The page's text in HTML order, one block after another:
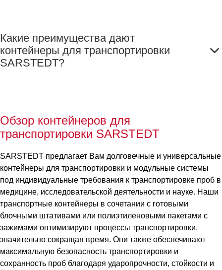
Какие преимущества дают
контейнеры для транспортировки
SARSTEDT?
Обзор контейнеров для
транспортировки SARSTEDT
SARSTEDT предлагает Вам долговечные и универсальные
контейнеры для транспортировки и модульные системы
под индивидуальные требования к транспортировке проб в
медицине, исследовательской деятельности и науке. Наши
транспортные контейнеры в сочетании с готовыми
блочными штативами или полиэтиленовыми пакетами с
зажимами оптимизируют процессы транспортировки,
значительно сокращая время. Они также обеспечивают
максимальную безопасность транспортировки и
сохранность проб благодаря ударопрочности, стойкости и